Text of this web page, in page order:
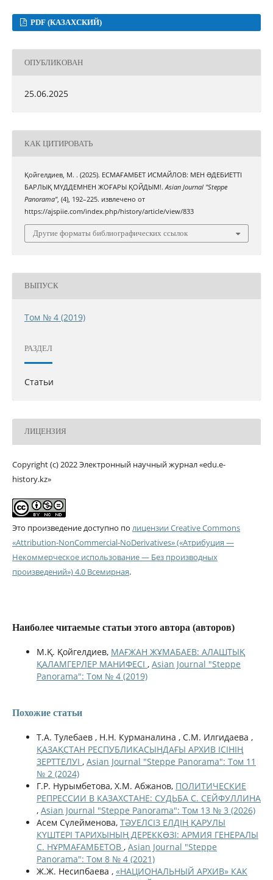
PDF (КАЗАХСКИЙ)
ОПУБЛИКОВАН
25.06.2025
КАК ЦИТИРОВАТЬ
Қойгелдиев, М. . (2025). ЕСМАҒАМБЕТ ИСМАЙЛОВ: МЕН ƏДЕБИЕТТІ
БАРЛЫҚ МҮДДЕМНЕН ЖОҒАРЫ ҚОЙДЫМ!.Asian Journal "Steppe
Panorama", (4), 192–225. извлечено от
https://ajspiie.com/index.php/history/article/view/833
Другие форматы библиографических ссылок
ВЫПУСК
Том № 4 (2019)
РАЗДЕЛ
Статьи
ЛИЦЕНЗИЯ
Copyright (c) 2022 Электронный научный журнал «edu.e-
history.kz»
Это произведение доступно по лицензии Creative Commons
«Attribution-NonCommercial-NoDerivatives» («Атрибуция —
Некоммерческое использование — Без производных
произведений») 4.0 Всемирная.
Наиболее читаемые статьи этого автора (авторов)
М.Қ. Қойгелдиев, МАҒЖАН ЖҰМАБАЕВ: АЛАШТЫҚ
ҚАЛАМГЕРЛЕР МАНИФЕСІ , Asian Journal "Steppe
Panorama": Том № 4 (2019)
Похожие статьи
Т.А. Тулебаев , Н.Н. Курманалина , С.М. Илгидаева ,
ҚАЗАҚСТАН РЕСПУБЛИКАСЫНДАҒЫ АРХИВ ІСІНІҢ
ЗЕРТТЕЛУІ , Asian Journal "Steppe Panorama": Том 11
№ 2 (2024)
Г.Р. Нурымбетова, Х.М. Абжанов, ПОЛИТИЧЕСКИЕ
РЕПРЕССИИ В КАЗАХСТАНЕ: СУДЬБА С. СЕЙФУЛЛИНА
, Asian Journal "Steppe Panorama": Том 13 № 3 (2026)
Асем Сүлейменова, ТӘУЕЛСІЗ ЕЛДІҢ ҚАРУЛЫ
КҮШТЕРІ ТАРИХЫНЫҢ ДЕРЕККӨЗІ: АРМИЯ ГЕНЕРАЛЫ
С. НҰРМАҒАМБЕТОВ , Asian Journal "Steppe
Panorama": Том 8 № 4 (2021)
Ж.Ж. Несипбаева , «НАЦИОНАЛЬНЫЙ АРХИВ» КАК